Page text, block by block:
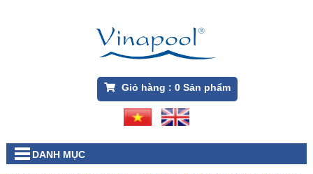
Giỏ hàng : 0Sản phẩm
DANH MỤC